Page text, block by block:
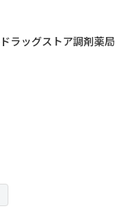
ドラッグストア調剤薬局